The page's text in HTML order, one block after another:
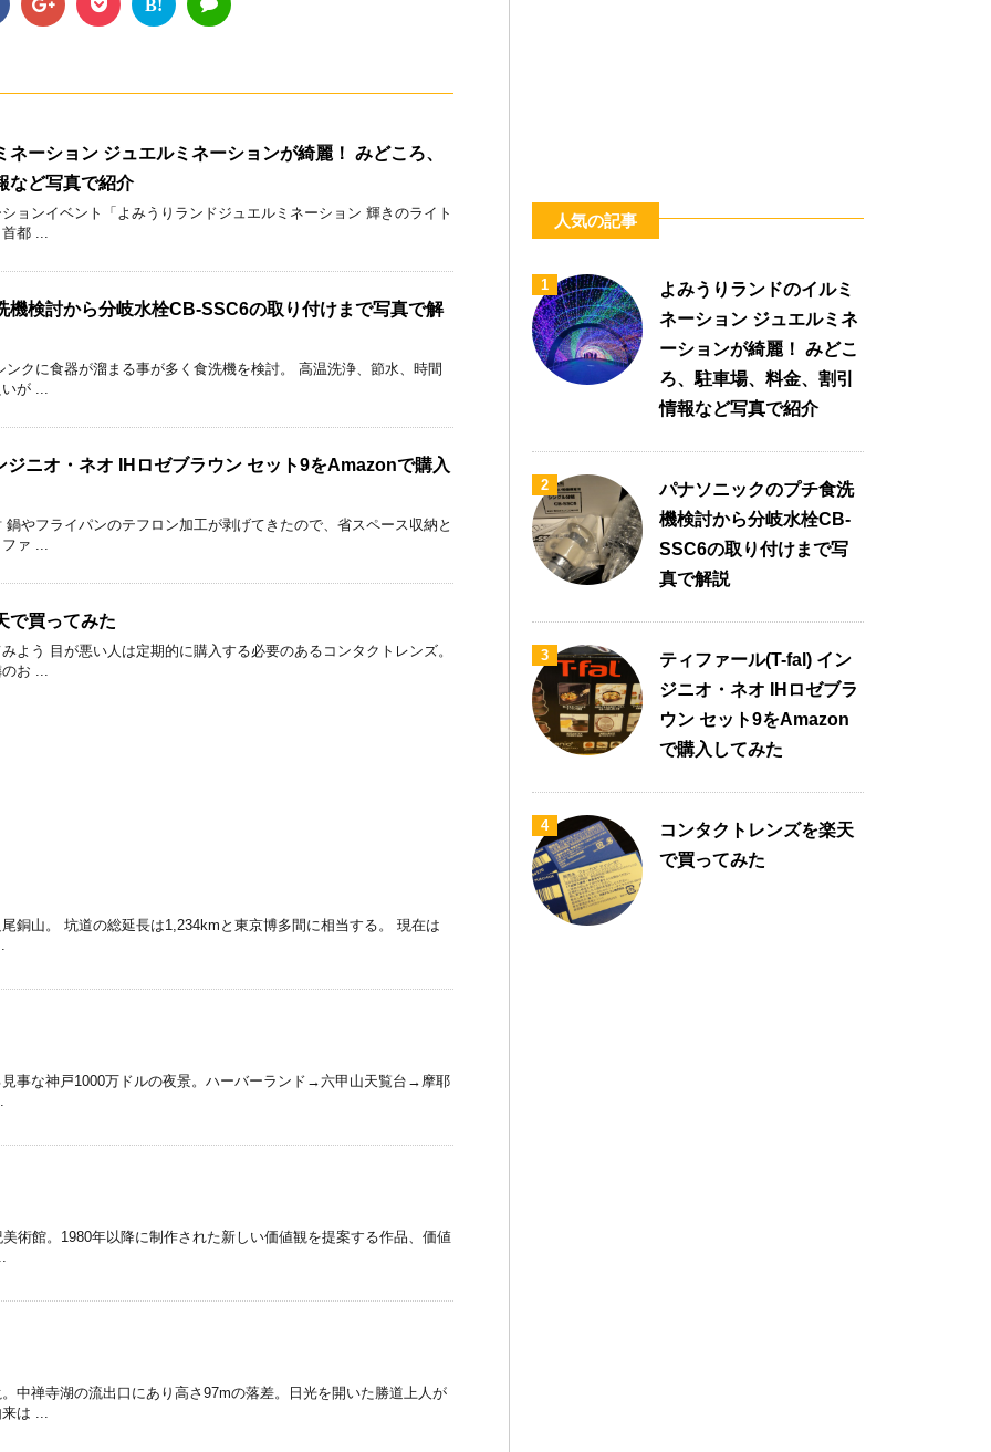
B!
ーション ジュエルミネーションが綺麗！ みどころ、
など写真で紹介
ョンイベント「よみうりランドジュエルミネーション 輝きのライト
都 ...
機検討から分岐水栓CB-SSC6の取り付けまで写真で解
クに食器が溜まる事が多く食洗機を検討。 高温洗浄、節水、時間
が ...
ジニオ・ネオ IHロゼブラウン セット9をAmazonで購入
やフライパンのテフロン加工が剥げてきたので、省スペース収納と
ァ ...
で買ってみた
よう 目が悪い人は定期的に購入する必要のあるコンタクトレンズ。
お ...
銅山。 坑道の総延長は1,234kmと東京博多間に相当する。 現在は
事な神戸1000万ドルの夜景。ハーバーランド→六甲山天覧台→摩耶
術館。1980年以降に制作された新しい価値観を提案する作品、価値
中禅寺湖の流出口にあり高さ97mの落差。日光を開いた勝道上人が
は ...
人気の記事
1
よみうりランドのイルミ
ネーション ジュエルミネ
ーションが綺麗！ みどこ
ろ、駐車場、料金、割引
情報など写真で紹介
2
パナソニックのプチ食洗
機検討から分岐水栓CB-
SSC6の取り付けまで写
真で解説
3
ティファール(T-fal) イン
ジニオ・ネオ IHロゼブラ
ウン セット9をAmazon
で購入してみた
4
コンタクトレンズを楽天
で買ってみた